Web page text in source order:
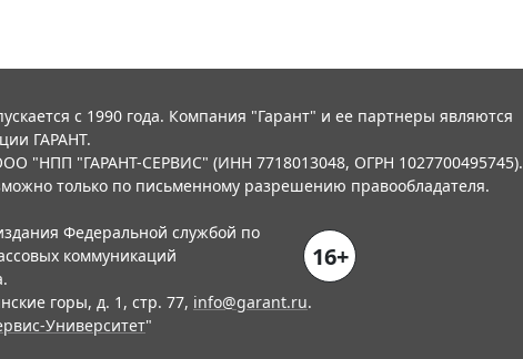
с 1990 года. Компания "Гарант" и ее партнеры являются
ГАРАНТ.
"НПП "ГАРАНТ-СЕРВИС" (ИНН 7718013048, ОГРН 1027700495745).
только по письменному разрешению правообладателя.
Федеральной службой по
коммуникаций
16+
горы, д. 1, стр. 77, info@garant.ru.
Университет"